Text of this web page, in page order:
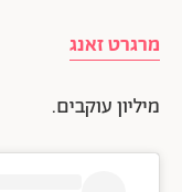
מרגרט זאנג
מיליון עוקבים.